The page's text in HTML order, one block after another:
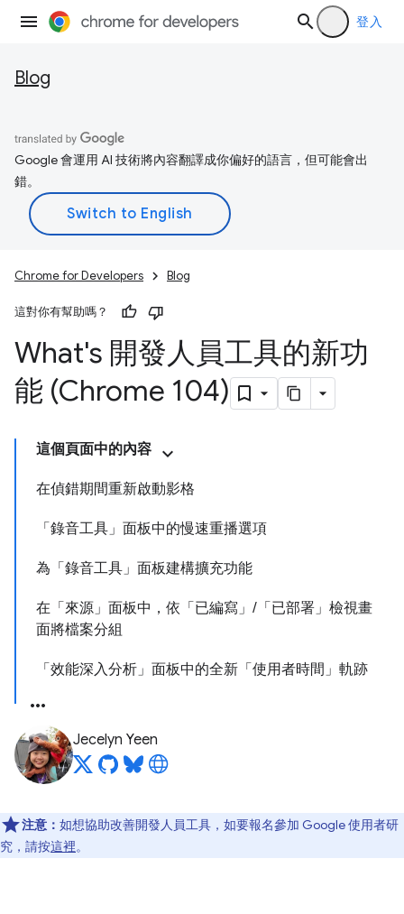
登入
Blog
Google 會運用 AI 技術將內容翻譯成你偏好的語言，但可能會出
錯。
Chrome for Developers Blog
這對你有幫助嗎？
What's 開發人員工具的新功
能 (Chrome 104)
這個頁面中的內容
在偵錯期間重新啟動影格
「錄音工具」面板中的慢速重播選項
為「錄音工具」面板建構擴充功能
在「來源」面板中，依「已編寫」/「已部署」檢視畫
面將檔案分組
「效能深入分析」面板中的全新「使用者時間」軌跡
Jecelyn Yeen
注意： 如想協助改善開發人員工具，如要報名參加 Google 使用者研
究，請按這裡。